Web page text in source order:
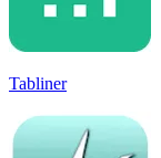
Tabliner